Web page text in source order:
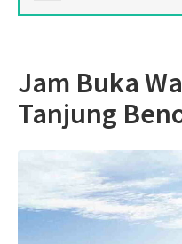
Jam Buka
Tanjung